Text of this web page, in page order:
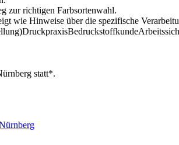
zur richtigen Farbsortenwahl.
wie Hinweise über die spezifische
statt*.